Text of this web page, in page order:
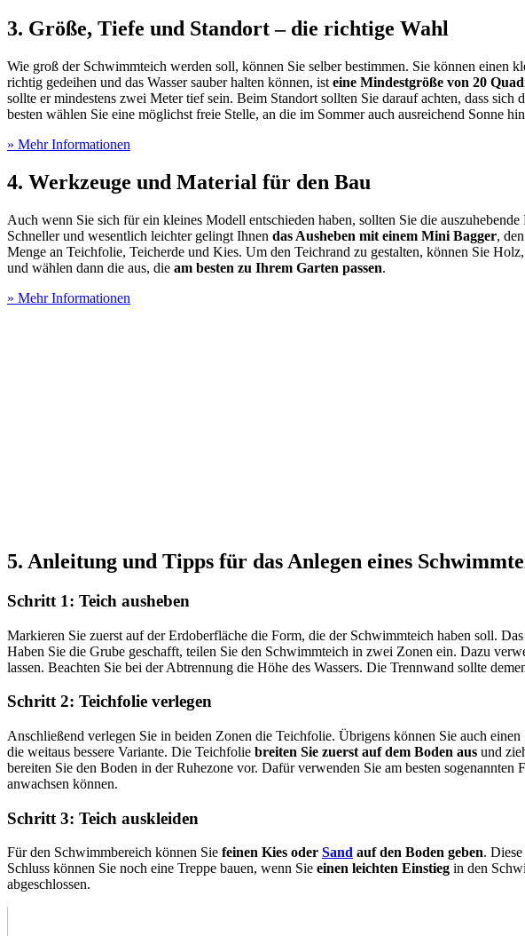
3. Größe, Tiefe und Standort – die richtige Wahl
Wie groß der Schwimmteich werden soll, können Sie selber bestimmen. Sie können einen
richtig gedeihen und das Wasser sauber halten können, ist eine Mindestgröße von 20
sollte er mindestens zwei Meter tief sein. Beim Standort sollten Sie darauf achten, dass sich
besten wählen Sie eine möglichst freie Stelle, an die im Sommer auch ausreichend Sonne
» Mehr Informationen
4. Werkzeuge und Material für den Bau
Auch wenn Sie sich für ein kleines Modell entschieden haben, sollten Sie die
Schneller und wesentlich leichter gelingt Ihnen das Ausheben mit einem Mini Bagger,
Menge an Teichfolie, Teicherde und Kies. Um den Teichrand zu gestalten, können Sie
und wählen dann die aus, die am besten zu Ihrem Garten passen.
» Mehr Informationen
5. Anleitung und Tipps für das Anlegen eines
Schritt 1: Teich ausheben
Markieren Sie zuerst auf der Erdoberfläche die Form, die der Schwimmteich haben soll.
Haben Sie die Grube geschafft, teilen Sie den Schwimmteich in zwei Zonen ein. Dazu
lassen. Beachten Sie bei der Abtrennung die Höhe des Wassers. Die Trennwand sollte
Schritt 2: Teichfolie verlegen
Anschließend verlegen Sie in beiden Zonen die Teichfolie. Übrigens können Sie auch
die weitaus bessere Variante. Die Teichfolie breiten Sie zuerst auf dem Boden aus und
bereiten Sie den Boden in der Ruhezone vor. Dafür verwenden Sie am besten sogenannten
anwachsen können.
Schritt 3: Teich auskleiden
Für den Schwimmbereich können Sie feinen Kies oder Sand auf den Boden geben.
Schluss können Sie noch eine Treppe bauen, wenn Sie einen leichten Einstieg in den
abgeschlossen.